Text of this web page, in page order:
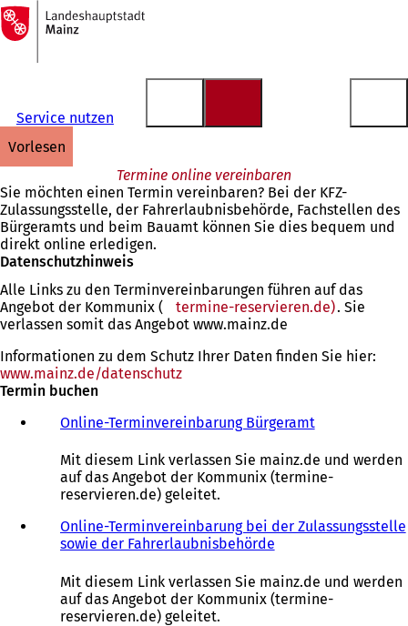
Inhalt anspringen
Zur
Startseite
Service nutzen
vorlesen
Termine online vereinbaren
Sie möchten einen Termin vereinbaren? Bei der KFZ-
Zulassungsstelle, der Fahrerlaubnisbehörde, Fachstellen des
Bürgeramts und beim Bauamt können Sie dies bequem und
direkt online erledigen.
Datenschutzhinweis
Alle Links zu den Terminvereinbarungen führen auf das
Angebot der Kommunix (
termine-reservieren.de)(Öffnet
neuen
. Sie
verlassen somit das Angebot www.mainz.de
Informationen zu dem Schutz Ihrer Daten finden Sie hier:
www.mainz.de/datenschutz
Termin buchen
Online-Terminvereinbarung Bürgeramt(
f
f
t
e
i
Mit diesem Link verlassen Sie mainz.de und werden
auf das Angebot der Kommunix (termine-
reservieren.de) geleitet.
Online-Terminvereinbarung bei der Zulassungsstelle
sowie der Fahrerlaubnisbehörde
f
f
Mit diesem Link verlassen Sie mainz.de und werden
auf das Angebot der Kommunix (termine-
reservieren.de) geleitet.